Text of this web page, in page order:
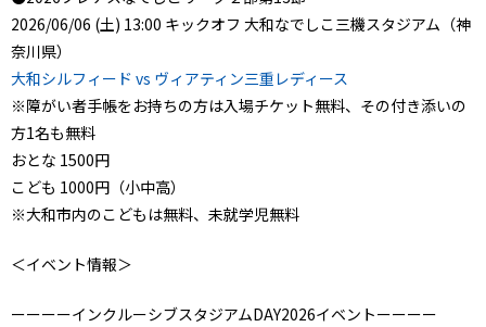
2026/06/06 (土) 13:00 キックオフ 大和なでしこ三機スタジアム（神
奈川県）
大和シルフィード vs ヴィアティン三重レディース
※障がい者手帳をお持ちの方は入場チケット無料、その付き添いの
方1名も無料
おとな 1500円
こども 1000円（小中高）
※大和市内のこどもは無料、未就学児無料
＜イベント情報＞
ーーーーインクルーシブスタジアムDAY2026イベントーーーー